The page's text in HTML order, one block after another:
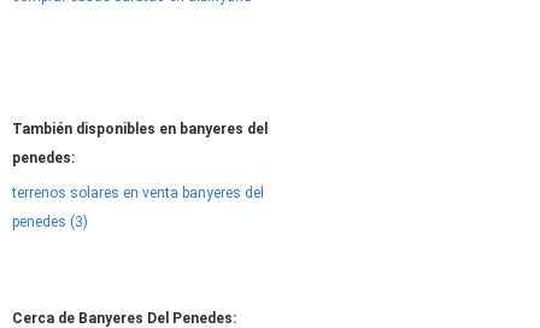
También disponibles en banyeres del
penedes:
terrenos solares en venta banyeres del
penedes (3)
Cerca de Banyeres Del Penedes: